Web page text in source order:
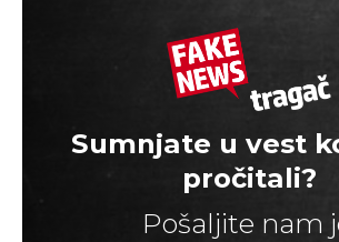
Sumnjate u vest
pročitali?
Pošaljite nam